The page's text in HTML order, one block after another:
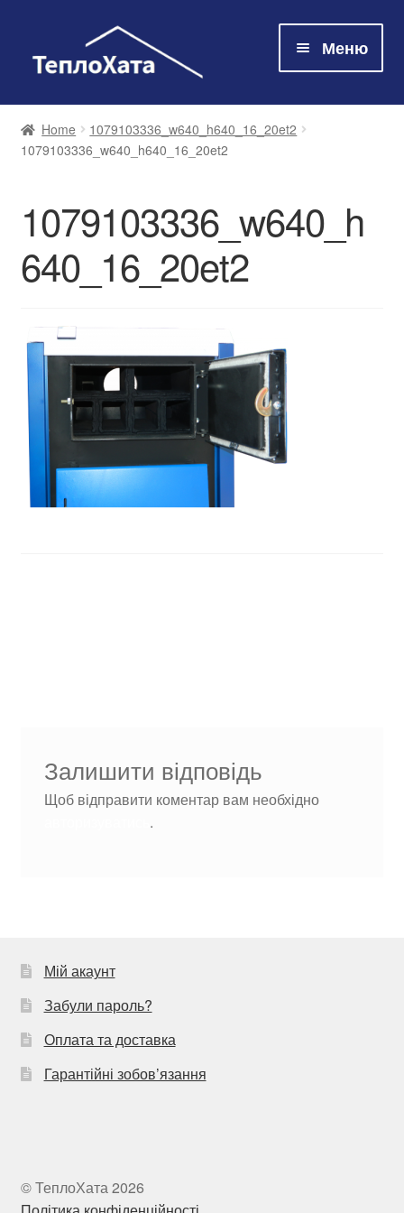
Меню
Магазин
Про нас
Контакти
Оплата та доставка
Home
1079103336_w640_h640_16_20et2
1079103336_w640_h640_16_20et2
1079103336_w640_h
640_16_20et2
Залишити відповідь
Щоб відправити коментар вам необхідно
.
Мій акаунт
Забули пароль?
Оплата та доставка
Гарантійні зобов’язання
© ТеплоХата 2026